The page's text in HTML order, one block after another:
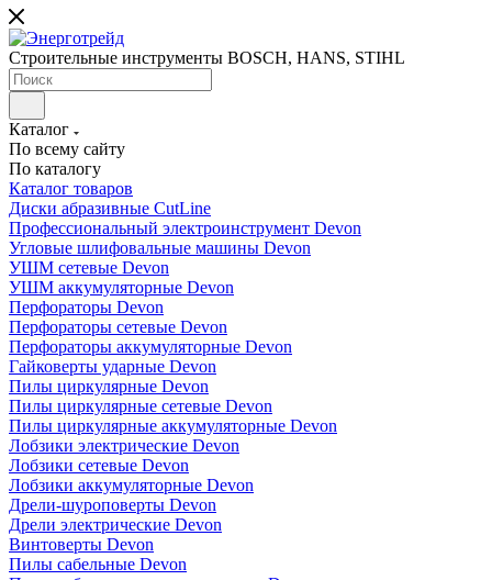
Строительные инструменты BOSCH, HANS, STIHL
Каталог
По всему сайту
По каталогу
Каталог товаров
Диски абразивные CutLine
Профессиональный электроинструмент Devon
Угловые шлифовальные машины Devon
УШМ сетевые Devon
УШМ аккумуляторные Devon
Перфораторы Devon
Перфораторы сетевые Devon
Перфораторы аккумуляторные Devon
Гайковерты ударные Devon
Пилы циркулярные Devon
Пилы циркулярные сетевые Devon
Пилы циркулярные аккумуляторные Devon
Лобзики электрические Devon
Лобзики сетевые Devon
Лобзики аккумуляторные Devon
Дрели-шуроповерты Devon
Дрели электрические Devon
Винтоверты Devon
Пилы сабельные Devon